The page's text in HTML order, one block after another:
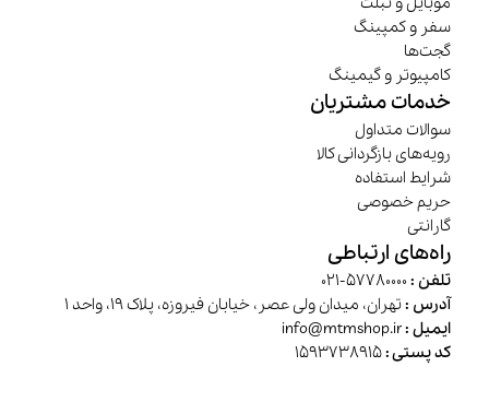
سفر و کمپینگ
گجت‌ها
کامپیوتر و گیمینگ
خدمات مشتریان
سوالات متداول
رویه‌های بازگردانی کالا
شرایط استفاده
حریم خصوصی
گارانتی
راه‌های ارتباطی
تلفن :
آدرس :تهران، میدان ولی عصر، خیابان فیروزه، پلاک 19، واحد 1
ایمیل :
کد پستی :